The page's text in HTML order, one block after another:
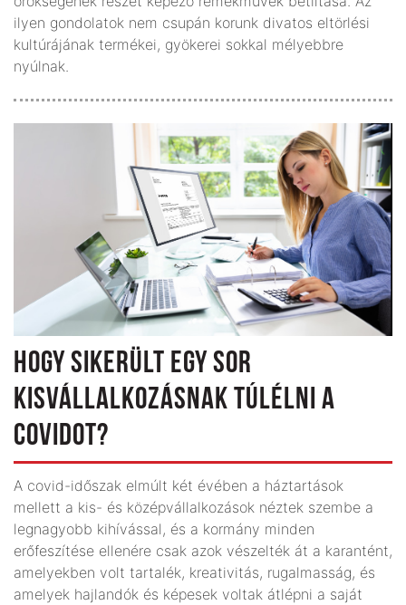
ilyen gondolatok nem csupán korunk divatos eltörlési
kultú­rá­jának termékei, gyökerei sok­kal mélyebbre
nyúlnak.
HOGY SIKERÜLT EGY SOR
KISVÁLLALKOZÁSNAK TÚLÉLNI A
COVIDOT?
A covid-időszak elmúlt két évében a háztartások
mellett a kis- és középvállalkozások néztek szembe a
legnagyobb kihívással, és a kormány minden
erőfeszítése ellenére csak azok vészelték át a karantént,
amelyekben volt tartalék, kreativitás, rugalmasság, és
amelyek hajlandók és képesek voltak átlépni a saját